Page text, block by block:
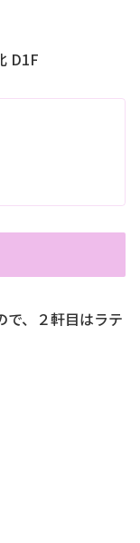
D1F
で、２軒目はラテ